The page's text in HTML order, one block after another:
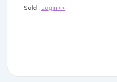
Sold : Login>>